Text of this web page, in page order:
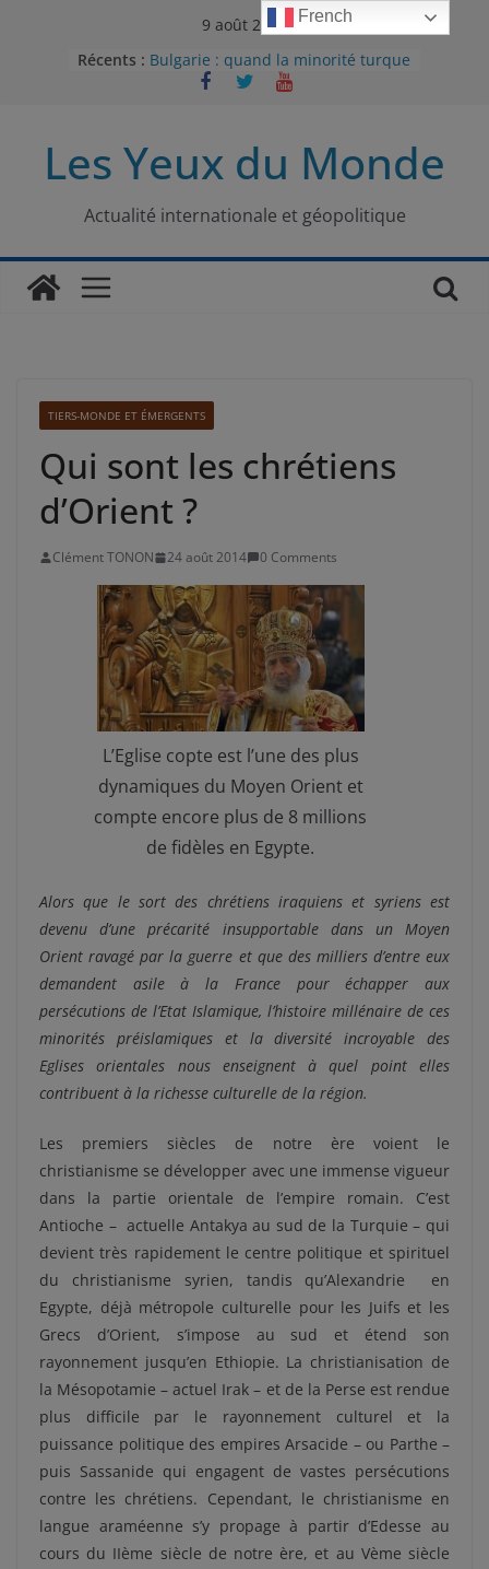
9 août 2026
Récents : Bulgarie : quand la minorité turque
était contrainte à l’effacement
mémoriel et lutte pour
l’indépendance
guerre entre le Pakistan et
Majorités numériques et réseaux
Les Yeux du Monde
Actualité internationale et géopolitique
TIERS-MONDE ET ÉMERGENTS
Qui sont les chrétiens
d’Orient ?
Clément TONON 24 août 2014 0 Comments
L’Eglise copte est l’une des plus
dynamiques du Moyen Orient et
compte encore plus de 8 millions
de fidèles en Egypte.
Alors que le sort des chrétiens iraquiens et syriens est
devenu d’une précarité insupportable dans un Moyen
Orient ravagé par la guerre et que des milliers d’entre eux
demandent asile à la France pour échapper aux
persécutions de l’Etat Islamique, l’histoire millénaire de ces
minorités préislamiques et la diversité incroyable des
Eglises orientales nous enseignent à quel point elles
contribuent à la richesse culturelle de la région.
Les premiers siècles de notre ère voient le
christianisme se développer avec une immense vigueur
dans la partie orientale de l’empire romain. C’est
Antioche – actuelle Antakya au sud de la Turquie – qui
devient très rapidement le centre politique et spirituel
du christianisme syrien, tandis qu’Alexandrie en
Egypte, déjà métropole culturelle pour les Juifs et les
Grecs d’Orient, s’impose au sud et étend son
rayonnement jusqu’en Ethiopie. La christianisation de
la Mésopotamie – actuel Irak – et de la Perse est rendue
plus difficile par le rayonnement culturel et la
puissance politique des empires Arsacide – ou Parthe –
puis Sassanide qui engagent de vastes persécutions
contre les chrétiens. Cependant, le christianisme en
langue araméenne s’y propage à partir d’Edesse au
cours du IIème siècle de notre ère, et au Vème siècle
French